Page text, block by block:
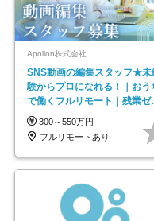
Apollon株式会社
SNS動画の編集スタッフ★未
験からプロになれる！｜おう
で働くフルリモート｜残業ゼ
で18時退勤◎
300～550万円
フルリモートあり